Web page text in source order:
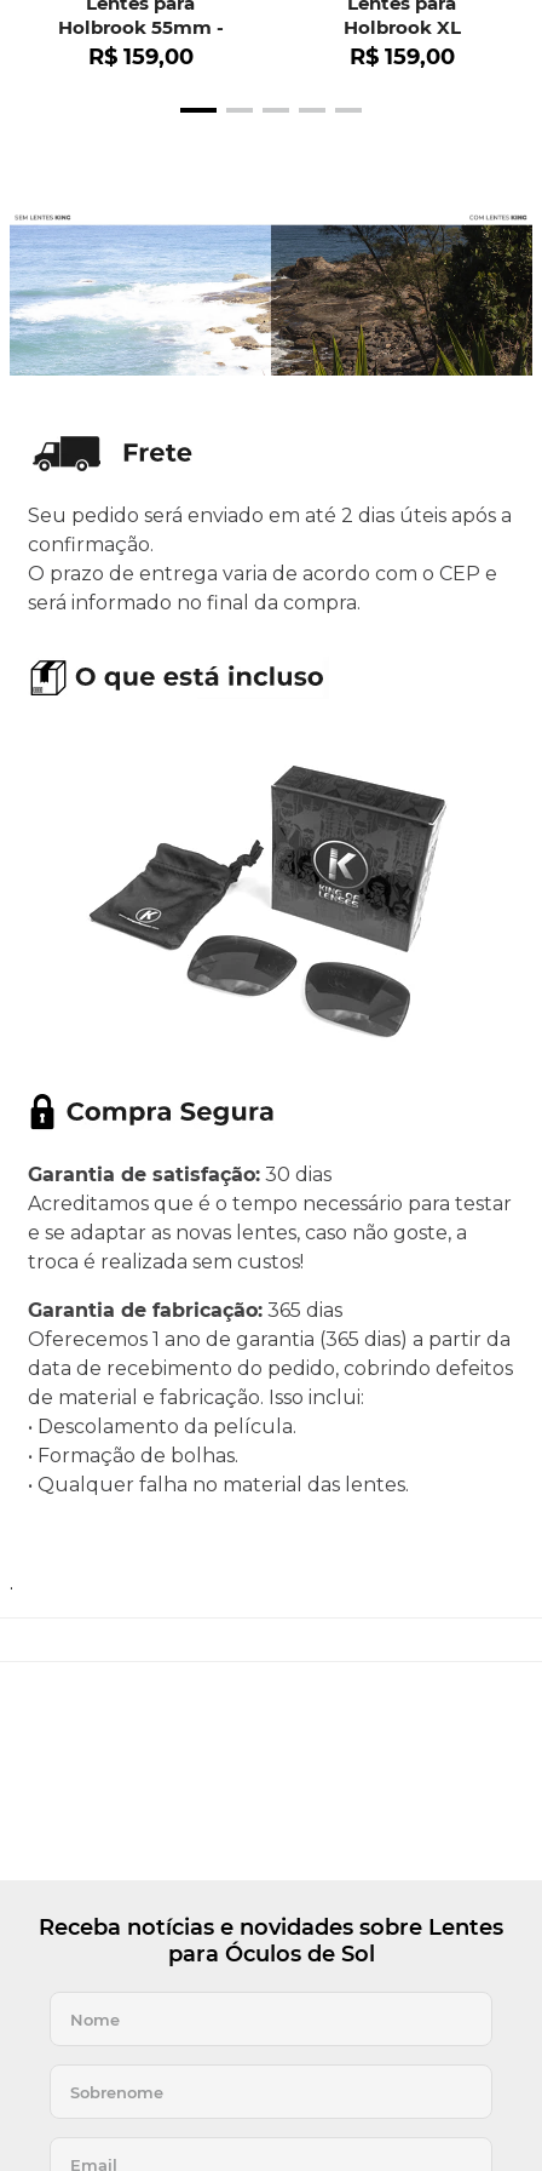
Holbrook 55mm -
OO9102
R$ 159,00
Holbrook XL
R$ 159,00
Seu pedido será enviado em até 2 dias úteis após a
confirmação.
O prazo de entrega varia de acordo com o CEP e
será informado no final da compra.
Garantia de satisfação: 30 dias
Acreditamos que é o tempo necessário para testar
e se adaptar as novas lentes, caso não goste, a
troca é realizada sem custos!
Garantia de fabricação: 365 dias
Oferecemos 1 ano de garantia (365 dias) a partir da
data de recebimento do pedido, cobrindo defeitos
de material e fabricação. Isso inclui:
• Descolamento da película.
• Formação de bolhas.
• Qualquer falha no material das lentes.
.
Receba notícias e novidades sobre Lentes
para Óculos de Sol